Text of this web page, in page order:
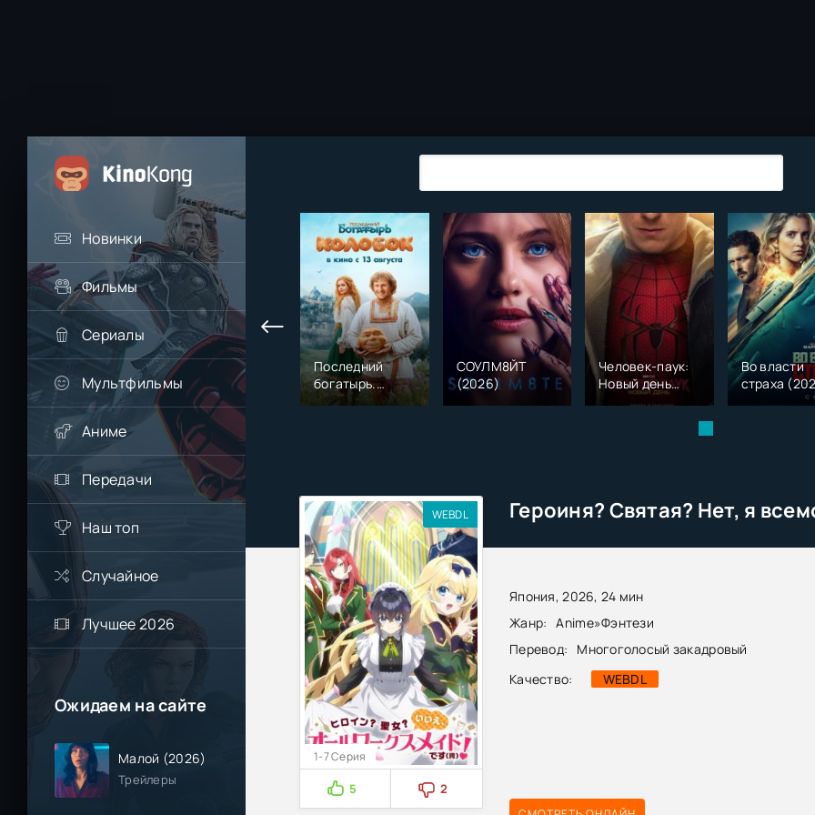
Новинки
Фильмы
Сериалы
Мультфильмы
Аниме
Передачи
Наш топ
Случайное
Лучшее 2026
Ожидаем на сайте
Малой (2026)
Трейлеры
Последний
богатырь.
Колобок (2026)
СОУЛМ8ЙТ
(2026)
Человек-паук:
Новый день
(2026)
Во власти
страха
Япония, 2026, 24 мин
Жанр:
Anime»Фэнтези
Перевод:
Многоголосый закадровый
Качество:
WEBDL
WEBDL
1-7 Серия
5
2